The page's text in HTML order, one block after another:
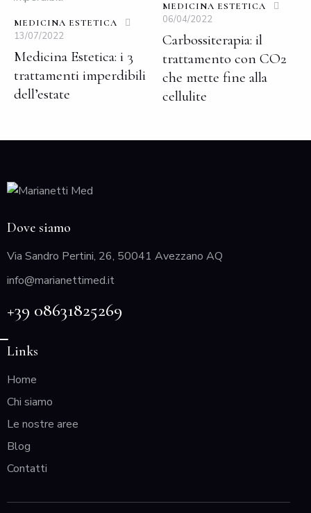
MEDICINA ESTETICA
13/07/2022
Medicina Estetica: i 3
trattamenti imperdibili
dell’estate
MEDICINA ESTETICA
06/04/2022
Carbossiterapia: il
trattamento con CO2
che mette fine alla
cellulite
Dove siamo
Via Sandro Pertini, 26, 50041 Avezzano AQ
info@marianettimed.it
+39 08631825269
Links
Home
Chi siamo
Le nostre aree
Blog
Contatti